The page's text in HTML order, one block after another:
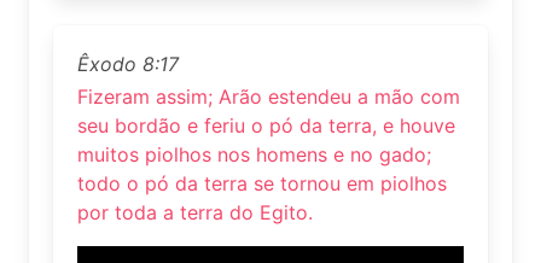
Êxodo 8:17
Fizeram assim; Arão estendeu a mão com
seu bordão e feriu o pó da terra, e houve
muitos piolhos nos homens e no gado;
todo o pó da terra se tornou em piolhos
por toda a terra do Egito.